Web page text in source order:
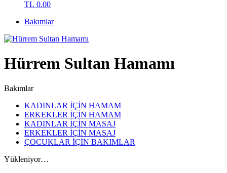
TL 0.00
Bakımlar
Hürrem Sultan Hamamı
Bakımlar
KADINLAR İÇİN HAMAM
ERKEKLER İÇİN HAMAM
KADINLAR İÇİN MASAJ
ERKEKLER İÇİN MASAJ
ÇOCUKLAR İÇİN BAKIMLAR
Yükleniyor…